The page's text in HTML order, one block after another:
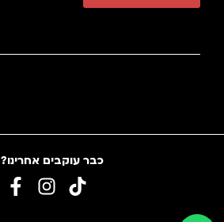
כבר עוקבים אחרינו?